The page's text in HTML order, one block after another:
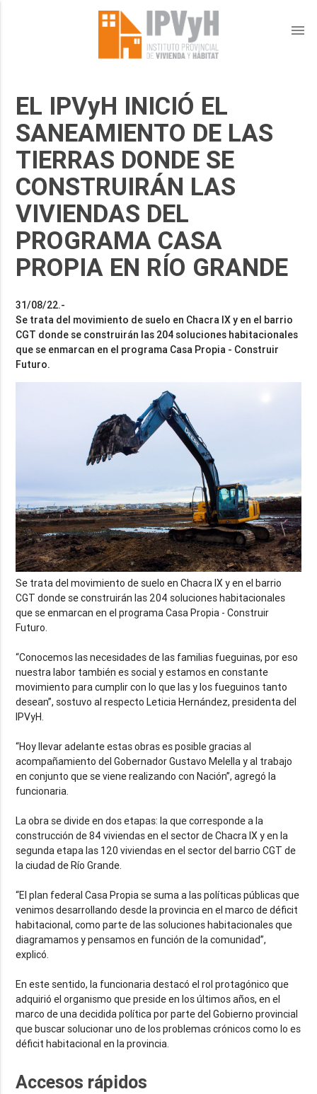
menu
EL IPVyH INICIÓ EL
SANEAMIENTO DE LAS
TIERRAS DONDE SE
CONSTRUIRÁN LAS
VIVIENDAS DEL
PROGRAMA CASA
PROPIA EN RÍO GRANDE
31/08/22.-
Se trata del movimiento de suelo en Chacra IX y en el barrio
CGT donde se construirán las 204 soluciones habitacionales
que se enmarcan en el programa Casa Propia - Construir
Se trata del movimiento de suelo en Chacra IX y en el barrio
CGT donde se construirán las 204 soluciones habitacionales
que se enmarcan en el programa Casa Propia - Construir
Futuro.
“Conocemos las necesidades de las familias fueguinas, por eso
nuestra labor también es social y estamos en constante
movimiento para cumplir con lo que las y los fueguinos tanto
desean”, sostuvo al respecto Leticia Hernández, presidenta del
IPVyH.
“Hoy llevar adelante estas obras es posible gracias al
acompañamiento del Gobernador Gustavo Melella y al trabajo
en conjunto que se viene realizando con Nación”, agregó la
funcionaria.
La obra se divide en dos etapas: la que corresponde a la
construcción de 84 viviendas en el sector de Chacra IX y en la
segunda etapa las 120 viviendas en el sector del barrio CGT de
la ciudad de Río Grande.
“El plan federal Casa Propia se suma a las políticas públicas que
venimos desarrollando desde la provincia en el marco de déficit
habitacional, como parte de las soluciones habitacionales que
diagramamos y pensamos en función de la comunidad”,
explicó.
En este sentido, la funcionaria destacó el rol protagónico que
adquirió el organismo que preside en los últimos años, en el
marco de una decidida política por parte del Gobierno provincial
que buscar solucionar uno de los problemas crónicos como lo es
déficit habitacional en la provincia.
Accesos rápidos